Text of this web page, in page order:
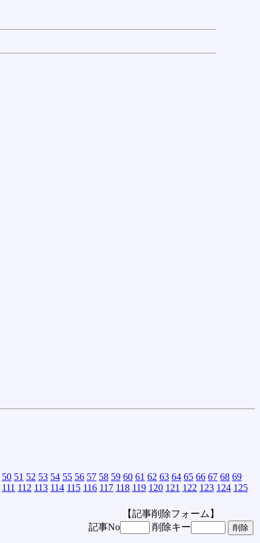
50 51 52 53 54 55 56 57 58 59 60 61 62 63 64 65 66 67 68 69
111 112 113 114 115 116 117 118 119 120 121 122 123 124 125
【記事削除フォーム】
記事No
削除キー